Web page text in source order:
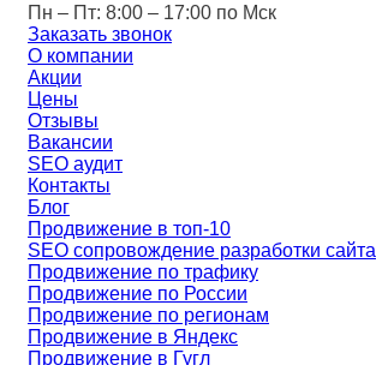
Пн – Пт: 8:00 – 17:00 по Мск
Заказать звонок
О компании
Акции
Цены
Отзывы
Вакансии
SEO аудит
Контакты
Блог
Продвижение в топ-10
SEO сопровождение разработки сайта
Продвижение по трафику
Продвижение по России
Продвижение по регионам
Продвижение в Яндекс
Продвижение в Гугл